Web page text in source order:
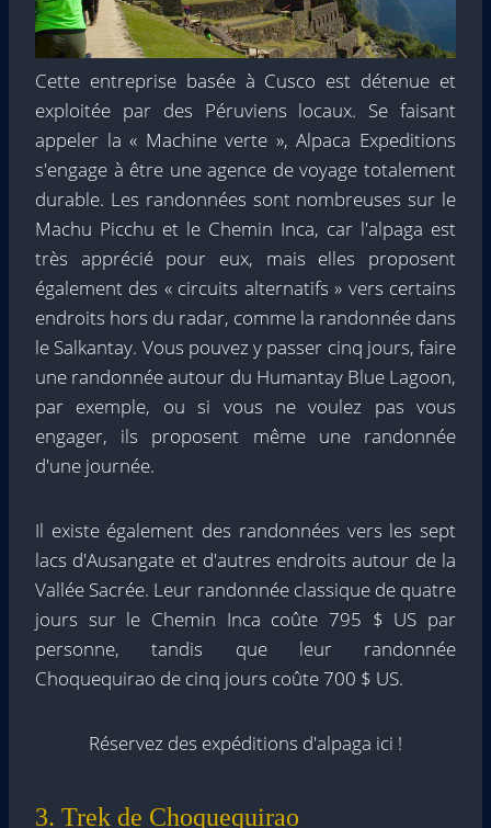
Cette entreprise basée à Cusco est détenue et
exploitée par des Péruviens locaux. Se faisant
appeler la « Machine verte », Alpaca Expeditions
s'engage à être une agence de voyage totalement
durable. Les randonnées sont nombreuses sur le
Machu Picchu et le Chemin Inca, car l'alpaga est
très apprécié pour eux, mais elles proposent
également des « circuits alternatifs » vers certains
endroits hors du radar, comme la randonnée dans
le Salkantay. Vous pouvez y passer cinq jours, faire
une randonnée autour du Humantay Blue Lagoon,
par exemple, ou si vous ne voulez pas vous
engager, ils proposent même une randonnée
d'une journée.
Il existe également des randonnées vers les sept
lacs d'Ausangate et d'autres endroits autour de la
Vallée Sacrée. Leur randonnée classique de quatre
jours sur le Chemin Inca coûte 795 $ US par
personne, tandis que leur randonnée
Choquequirao de cinq jours coûte 700 $ US.
Réservez des expéditions d'alpaga ici !
3. Trek de Choquequirao